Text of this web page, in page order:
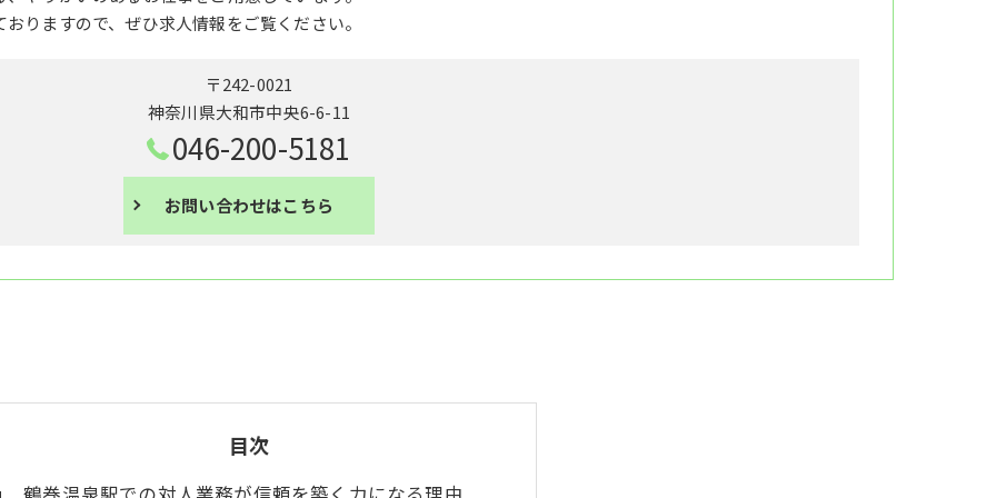
りますので、ぜひ求人情報をご覧ください。
〒242-0021
神奈川県大和市中央6-6-11
046-200-5181
お問い合わせはこちら
目次